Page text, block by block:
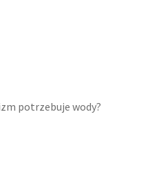
potrzebuje wody?